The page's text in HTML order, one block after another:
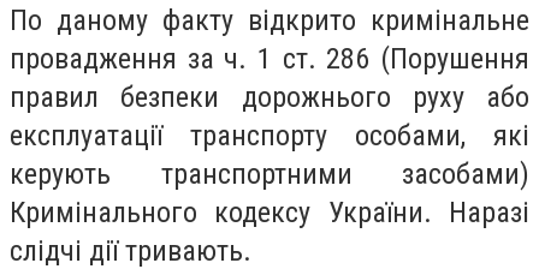
По даному факту відкрито кримінальне
провадження за ч. 1 ст. 286 (Порушення
правил безпеки дорожнього руху або
експлуатації транспорту особами, які
керують транспортними засобами)
Кримінального кодексу України. Наразі
слідчі дії тривають.